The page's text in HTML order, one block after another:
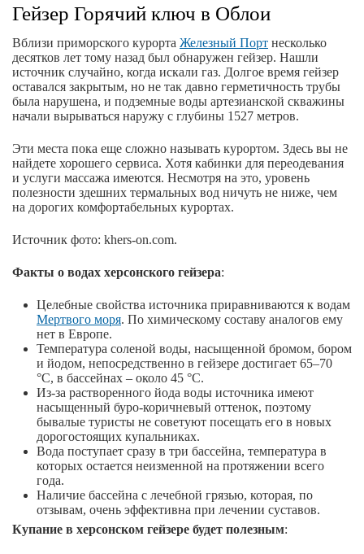
Гейзер Горячий ключ в Облои
Вблизи приморского курорта Железный Порт несколько
десятков лет тому назад был обнаружен гейзер. Нашли
источник случайно, когда искали газ. Долгое время гейзер
оставался закрытым, но не так давно герметичность трубы
была нарушена, и подземные воды артезианской скважины
начали вырываться наружу с глубины 1527 метров.
Эти места пока еще сложно называть курортом. Здесь вы не
найдете хорошего сервиса. Хотя кабинки для переодевания
и услуги массажа имеются. Несмотря на это, уровень
полезности здешних термальных вод ничуть не ниже, чем
на дорогих комфортабельных курортах.
Источник фото: khers-on.com.
Факты о водах херсонского гейзера:
Целебные свойства источника приравниваются к водам
Мертвого моря. По химическому составу аналогов ему
нет в Европе.
Температура соленой воды, насыщенной бромом, бором
и йодом, непосредственно в гейзере достигает 65–70
°С, в бассейнах – около 45 °С.
Из-за растворенного йода воды источника имеют
насыщенный буро-коричневый оттенок, поэтому
бывалые туристы не советуют посещать его в новых
дорогостоящих купальниках.
Вода поступает сразу в три бассейна, температура в
которых остается неизменной на протяжении всего
года.
Наличие бассейна с лечебной грязью, которая, по
отзывам, очень эффективна при лечении суставов.
Купание в херсонском гейзере будет полезным: